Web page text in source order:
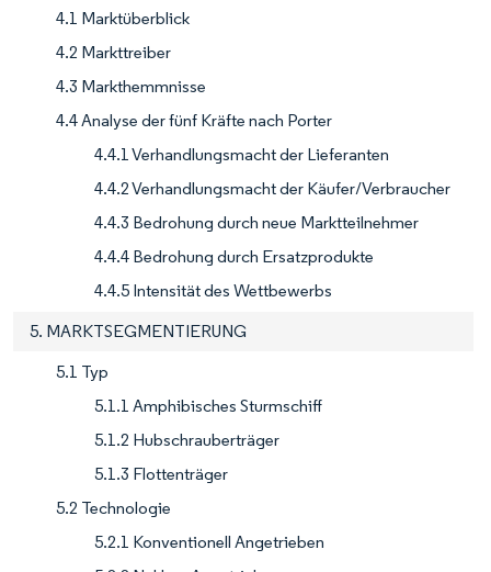
4.1 Marktüberblick
4.2 Markttreiber
4.3 Markthemmnisse
4.4 Analyse der fünf Kräfte nach Porter
4.4.1 Verhandlungsmacht der Lieferanten
4.4.2 Verhandlungsmacht der Käufer/Verbraucher
4.4.3 Bedrohung durch neue Marktteilnehmer
4.4.4 Bedrohung durch Ersatzprodukte
4.4.5 Intensität des Wettbewerbs
5. MARKTSEGMENTIERUNG
5.1 Typ
5.1.1 Amphibisches Sturmschiff
5.1.2 Hubschrauberträger
5.1.3 Flottenträger
5.2 Technologie
5.2.1 Konventionell Angetrieben